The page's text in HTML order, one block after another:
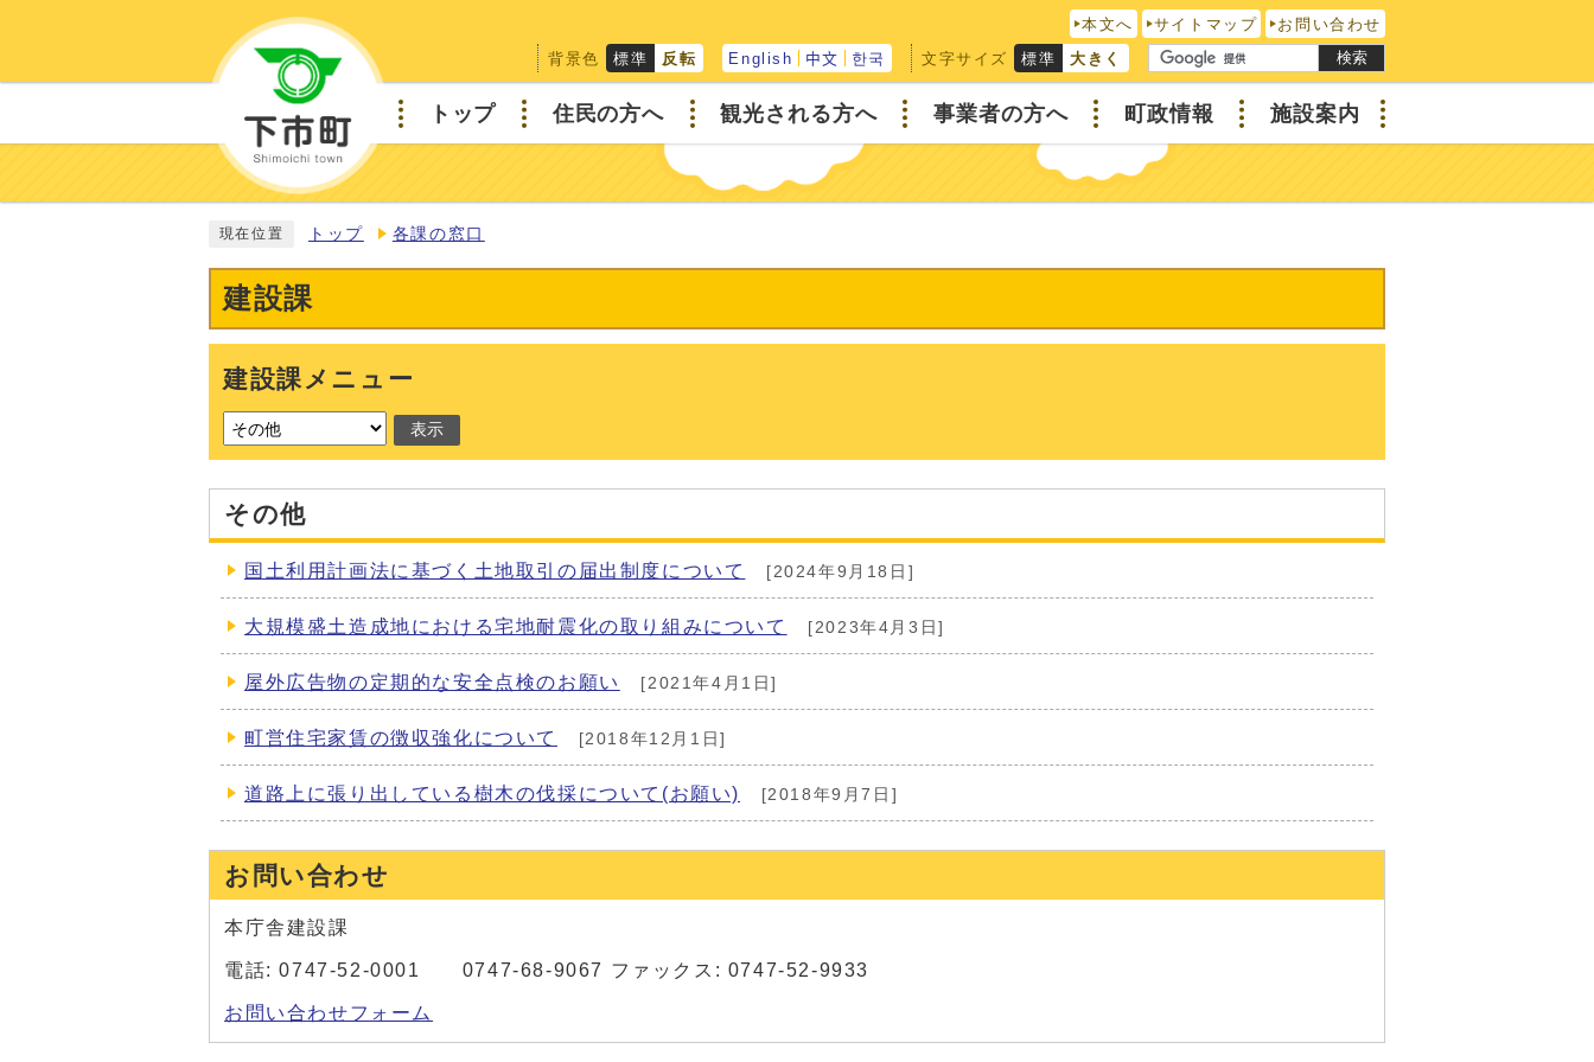
本文へ サイトマップ
お問い合わせ
背景色
標準 反転 English 中文 한국 文字サイズ 標準 大きく 検索
トップ 住民の方へ 観光される方へ 事業者の方へ 町政情報 施設案内
現在位置 トップ 各課の窓口
建設課
建設課メニュー
表示
その他
国土利用計画法に基づく土地取引の届出制度について [2024年9月18日]
大規模盛土造成地における宅地耐震化の取り組みについて [2023年4月3日]
屋外広告物の定期的な安全点検のお願い [2021年4月1日]
町営住宅家賃の徴収強化について [2018年12月1日]
道路上に張り出している樹木の伐採について(お願い) [2018年9月7日]
お問い合わせ
本庁舎建設課
電話: 0747-52-0001 0747-68-9067 ファックス: 0747-52-9933
お問い合わせフォーム